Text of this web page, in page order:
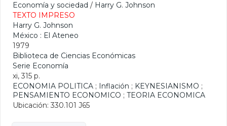
Economía y sociedad / Harry G. Johnson
TEXTO IMPRESO
Harry G. Johnson
México : El Ateneo
1979
Biblioteca de Ciencias Económicas
Serie Economía
xi, 315 p.
ECONOMIA POLITICA ; Inflación ; KEYNESIANISMO ;
PENSAMIENTO ECONOMICO ; TEORIA ECONOMICA
Ubicación: 330.101 J65